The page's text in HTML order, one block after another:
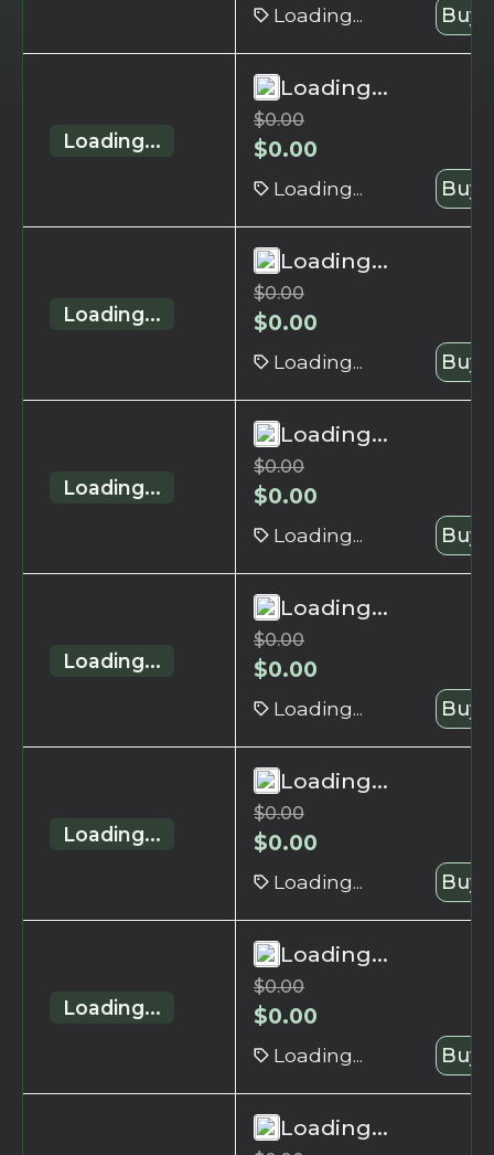
Loading... Buy
Loading...
Loading...
$0.00
$0.00
Loading... Buy
Loading...
Loading...
$0.00
$0.00
Loading... Buy
Loading...
Loading...
$0.00
$0.00
Loading... Buy
Loading...
Loading...
$0.00
$0.00
Loading... Buy
Loading...
Loading...
$0.00
$0.00
Loading... Buy
Loading...
Loading...
$0.00
$0.00
Loading... Buy
Loading...